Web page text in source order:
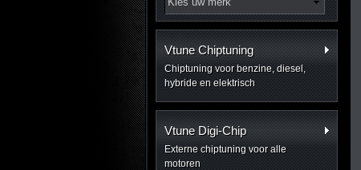
Vtune Chiptuning
Chiptuning voor benzine, diesel,
hybride en elektrisch
Vtune Digi-Chip
Externe chiptuning voor alle
motoren